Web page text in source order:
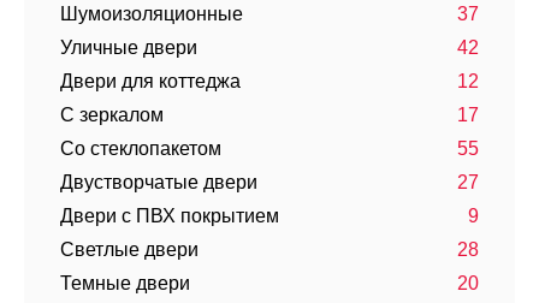
Шумоизоляционные
37
Уличные двери
42
Двери для коттеджа
12
С зеркалом
17
Со стеклопакетом
55
Двустворчатые двери
27
Двери с ПВХ покрытием
9
Светлые двери
28
Темные двери
20